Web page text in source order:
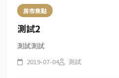
房市焦點
測試2
測試測試
2019-07-04 測試